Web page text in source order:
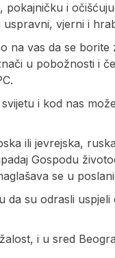
i
vjerni i
na vas da se
u pobožnosti i
i kod nas
ili jevrejska,
Gospodu
se u
su odrasli
i u sred